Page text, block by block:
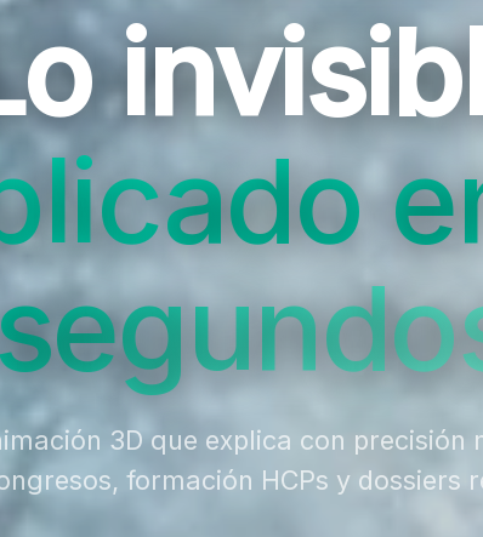
3D que explica con precisión
formación HCPs y dossiers